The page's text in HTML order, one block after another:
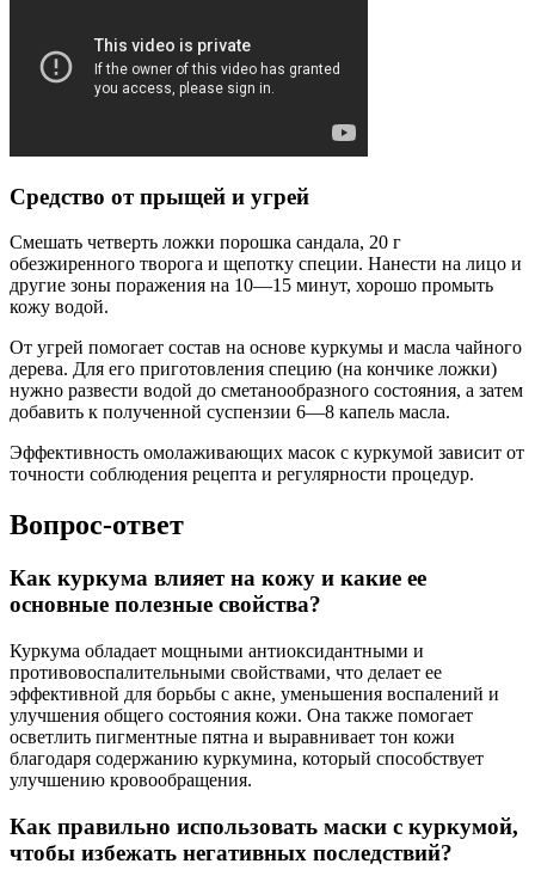
Средство от прыщей и угрей
Смешать четверть ложки порошка сандала, 20 г
обезжиренного творога и щепотку специи. Нанести на лицо и
другие зоны поражения на 10—15 минут, хорошо промыть
кожу водой.
От угрей помогает состав на основе куркумы и масла чайного
дерева. Для его приготовления специю (на кончике ложки)
нужно развести водой до сметанообразного состояния, а затем
добавить к полученной суспензии 6—8 капель масла.
Эффективность омолаживающих масок с куркумой зависит от
точности соблюдения рецепта и регулярности процедур.
Вопрос-ответ
Как куркума влияет на кожу и какие ее
основные полезные свойства?
Куркума обладает мощными антиоксидантными и
противовоспалительными свойствами, что делает ее
эффективной для борьбы с акне, уменьшения воспалений и
улучшения общего состояния кожи. Она также помогает
осветлить пигментные пятна и выравнивает тон кожи
благодаря содержанию куркумина, который способствует
улучшению кровообращения.
Как правильно использовать маски с куркумой,
чтобы избежать негативных последствий?